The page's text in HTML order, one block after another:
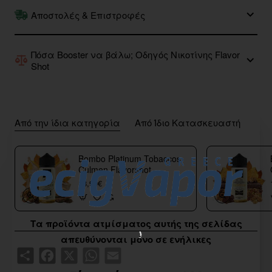
Τα προϊόντα ατμίσματος αυτής της σελίδας
απευθύνονται μόνο σε ενήλικες
Αποστολές & Επιστροφές
Πόσα Booster να βάλω; Οδηγός Νικοτίνης Flavor
Shot
Από την ίδια κατηγορία Από Ίδιο Κατασκευαστή
Bombo Platinum Tobaccos
Culmen Flavorshot
40/120ml
18,90€